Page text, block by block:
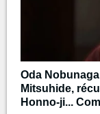
Oda
Mitsuhide,
Honno-ji...